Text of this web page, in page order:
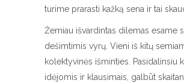
turime prarasti kažką sena ir tai
Žemiau išvardintas dilemas esame
dešimtimis vyrų. Vieni iš kitų
kolektyvinės išminties. Pasidalinsiu
idėjomis ir klausimais, galbūt